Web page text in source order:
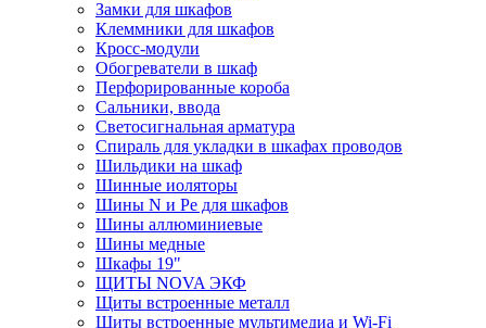
Замки для шкафов
Клеммники для шкафов
Кросс-модули
Обогреватели в шкаф
Перфорированные короба
Сальники, ввода
Светосигнальная арматура
Спираль для укладки в шкафах проводов
Шильдики на шкаф
Шинные иоляторы
Шины N и Pe для шкафов
Шины аллюминиевые
Шины медные
Шкафы 19"
ЩИТЫ NOVA ЭКФ
Щиты встроенные металл
Щиты встроенные мультимедиа и Wi-Fi